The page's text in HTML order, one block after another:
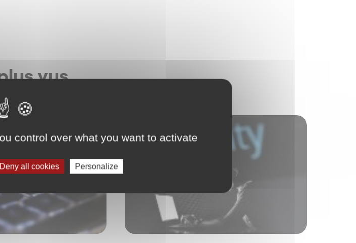
vus
Services numériques
control over what you want to activate
Deny all cookies Personalize